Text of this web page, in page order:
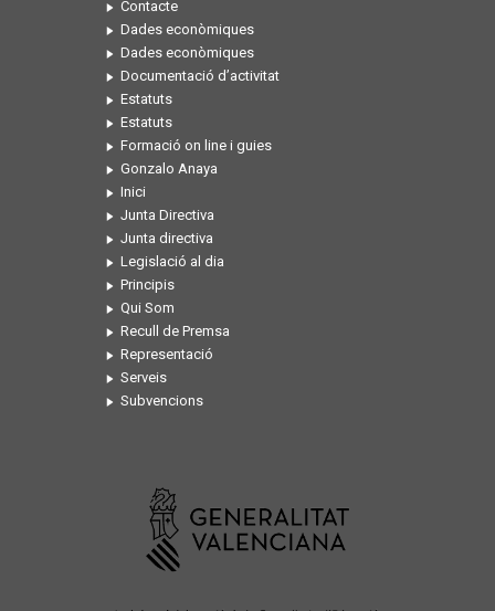
Contacte
Dades econòmiques
Dades econòmiques
Documentació d’activitat
Estatuts
Estatuts
Formació on line i guies
Gonzalo Anaya
Inici
Junta Directiva
Junta directiva
Legislació al dia
Principis
Qui Som
Recull de Premsa
Representació
Serveis
Subvencions